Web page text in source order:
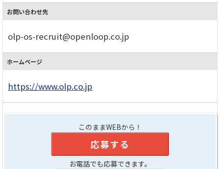
お問い合わせ先
olp-os-recruit@openloop.co.jp
ホームページ
https://www.olp.co.jp
このままWEBから！
応募する
お電話でも応募できます。